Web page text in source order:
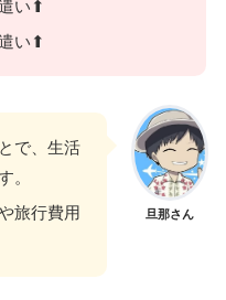
い⬆
い⬆
旦那さん
で、生活
。
旅行費用